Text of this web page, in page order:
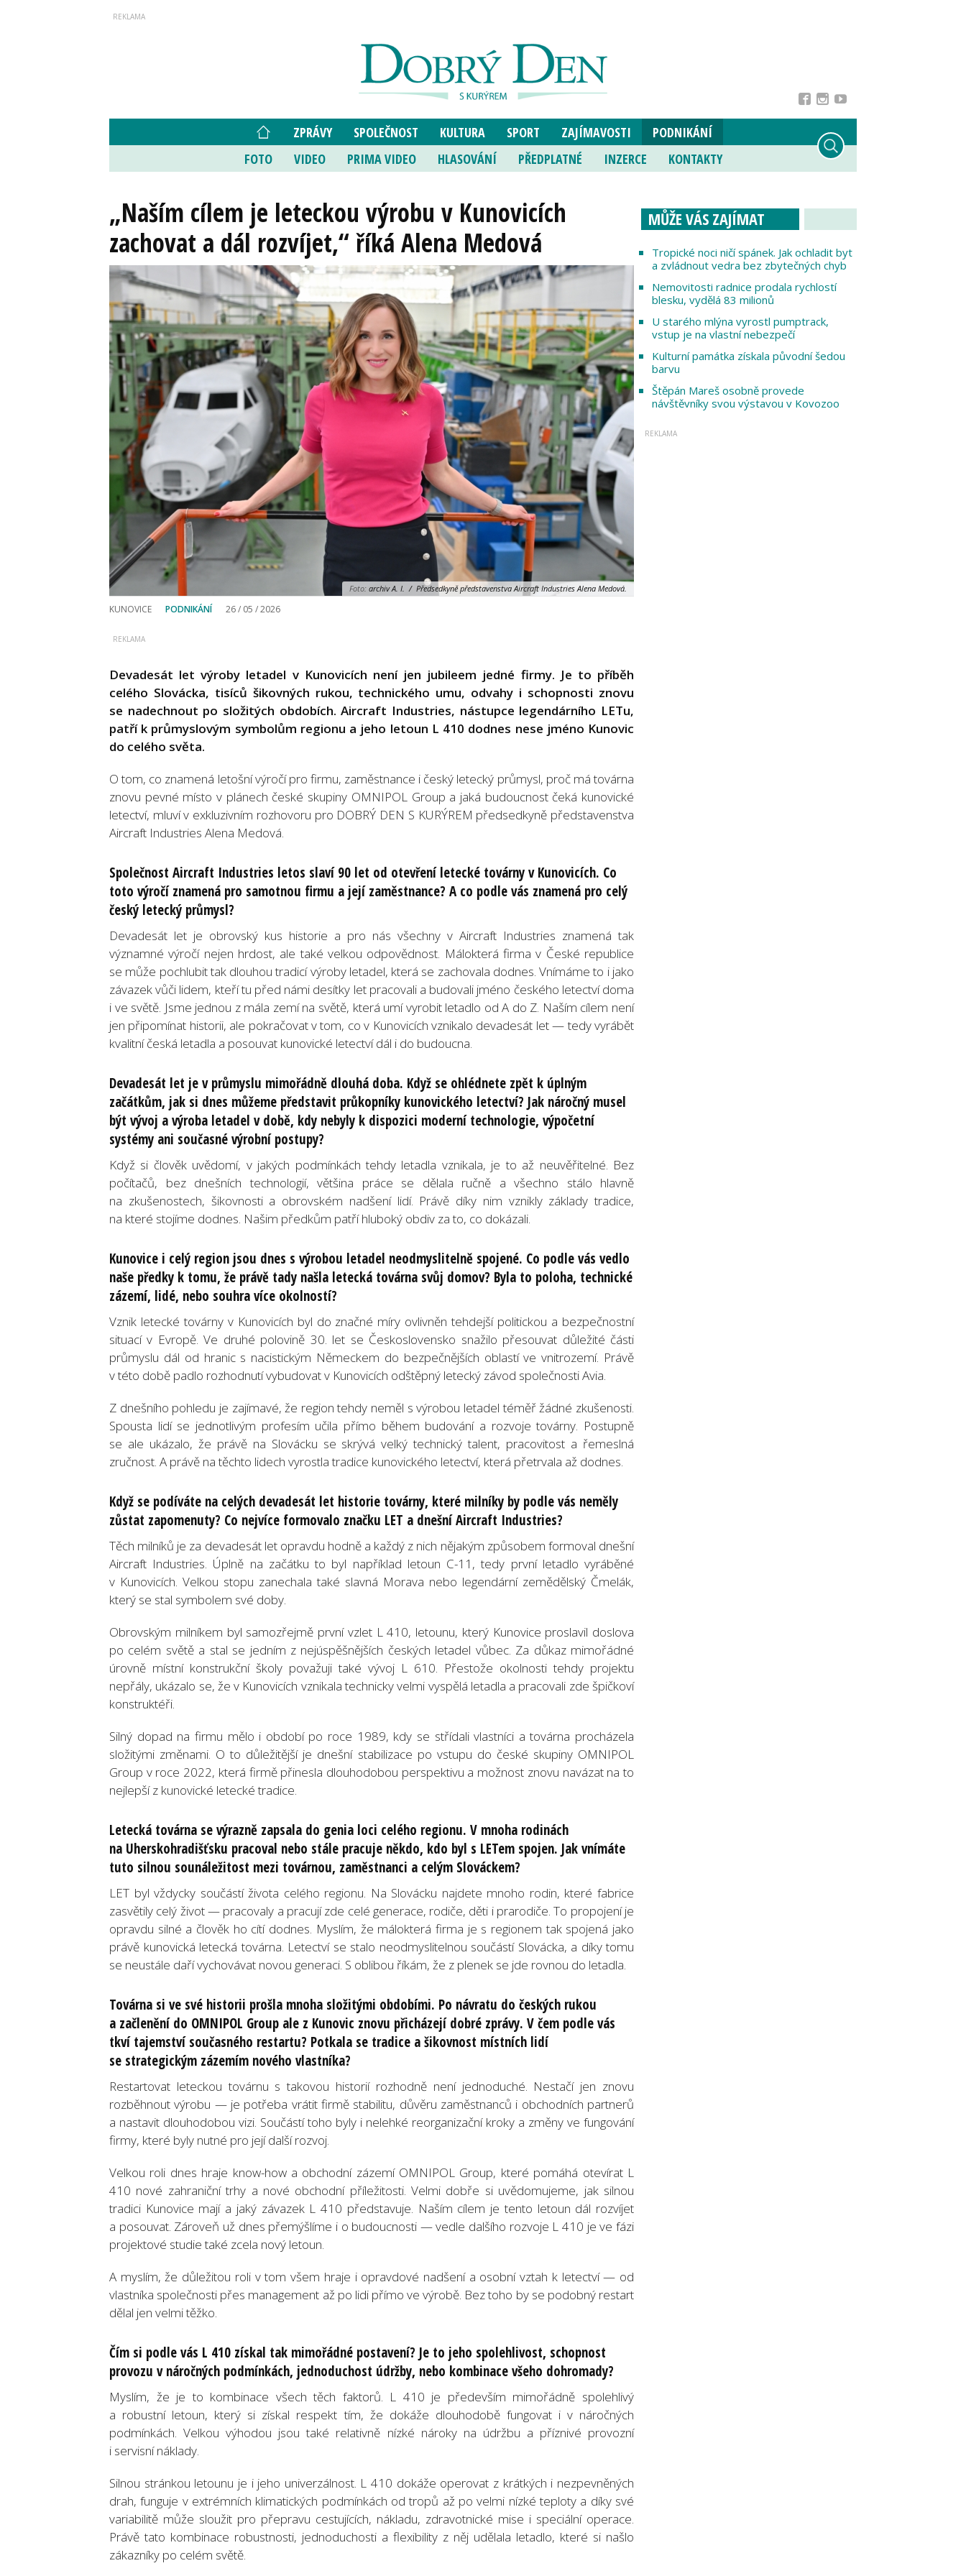
ZPRÁVY SPOLEČNOST KULTURA SPORT ZAJÍMAVOSTI
PODNIKÁNÍ
FOTO
VIDEO PRIMA VIDEO HLASOVÁNÍ PŘEDPLATNÉ INZERCE KONTAKTY
„Naším cílem je leteckou výrobu v Kunovicích
zachovat a dál rozvíjet,“ říká Alena Medová
Foto: archiv A. I. / Předsedkyně představenstva Aircraft Industries Alena Medová.
KUNOVICE PODNIKÁNÍ 26 / 05 / 2026
Devadesát let výroby letadel v Kunovicích není jen jubileem jedné firmy. Je to příběh
celého Slovácka, tisíců šikovných rukou, technického umu, odvahy i schopnosti znovu
se nadechnout po složitých obdobích. Aircraft Industries, nástupce legendárního LETu,
patří k průmyslovým symbolům regionu a jeho letoun L 410 dodnes nese jméno Kunovic
do celého světa.
O tom, co znamená letošní výročí pro firmu, zaměstnance i český letecký průmysl, proč má továrna
znovu pevné místo v plánech české skupiny OMNIPOL Group a jaká budoucnost čeká kunovické
letectví, mluví v exkluzivním rozhovoru pro DOBRÝ DEN S KURÝREM předsedkyně představenstva
Aircraft Industries Alena Medová.
Společnost Aircraft Industries letos slaví 90 let od otevření letecké továrny v Kunovicích. Co
toto výročí znamená pro samotnou firmu a její zaměstnance? A co podle vás znamená pro celý
český letecký průmysl?
Devadesát let je obrovský kus historie a pro nás všechny v Aircraft Industries znamená tak
významné výročí nejen hrdost, ale také velkou odpovědnost. Málokterá firma v České republice
se může pochlubit tak dlouhou tradicí výroby letadel, která se zachovala dodnes. Vnímáme to i jako
závazek vůči lidem, kteří tu před námi desítky let pracovali a budovali jméno českého letectví doma
i ve světě. Jsme jednou z mála zemí na světě, která umí vyrobit letadlo od A do Z. Naším cílem není
jen připomínat historii, ale pokračovat v tom, co v Kunovicích vznikalo devadesát let — tedy vyrábět
kvalitní česká letadla a posouvat kunovické letectví dál i do budoucna.
Devadesát let je v průmyslu mimořádně dlouhá doba. Když se ohlédnete zpět k úplným
začátkům, jak si dnes můžeme představit průkopníky kunovického letectví? Jak náročný musel
být vývoj a výroba letadel v době, kdy nebyly k dispozici moderní technologie, výpočetní
systémy ani současné výrobní postupy?
Když si člověk uvědomí, v jakých podmínkách tehdy letadla vznikala, je to až neuvěřitelné. Bez
počítačů, bez dnešních technologií, většina práce se dělala ručně a všechno stálo hlavně
na zkušenostech, šikovnosti a obrovském nadšení lidí. Právě díky nim vznikly základy tradice,
na které stojíme dodnes. Našim předkům patří hluboký obdiv za to, co dokázali.
Kunovice i celý region jsou dnes s výrobou letadel neodmyslitelně spojené. Co podle vás vedlo
naše předky k tomu, že právě tady našla letecká továrna svůj domov? Byla to poloha, technické
zázemí, lidé, nebo souhra více okolností?
Vznik letecké továrny v Kunovicích byl do značné míry ovlivněn tehdejší politickou a bezpečnostní
situací v Evropě. Ve druhé polovině 30. let se Československo snažilo přesouvat důležité části
průmyslu dál od hranic s nacistickým Německem do bezpečnějších oblastí ve vnitrozemí. Právě
v této době padlo rozhodnutí vybudovat v Kunovicích odštěpný letecký závod společnosti Avia.
Z dnešního pohledu je zajímavé, že region tehdy neměl s výrobou letadel téměř žádné zkušenosti.
Spousta lidí se jednotlivým profesím učila přímo během budování a rozvoje továrny. Postupně
se ale ukázalo, že právě na Slovácku se skrývá velký technický talent, pracovitost a řemeslná
zručnost. A právě na těchto lidech vyrostla tradice kunovického letectví, která přetrvala až dodnes.
Když se podíváte na celých devadesát let historie továrny, které milníky by podle vás neměly
zůstat zapomenuty? Co nejvíce formovalo značku LET a dnešní Aircraft Industries?
Těch milníků je za devadesát let opravdu hodně a každý z nich nějakým způsobem formoval dnešní
Aircraft Industries. Úplně na začátku to byl například letoun C-11, tedy první letadlo vyráběné
v Kunovicích. Velkou stopu zanechala také slavná Morava nebo legendární zemědělský Čmelák,
který se stal symbolem své doby.
Obrovským milníkem byl samozřejmě první vzlet L 410, letounu, který Kunovice proslavil doslova
po celém světě a stal se jedním z nejúspěšnějších českých letadel vůbec. Za důkaz mimořádné
úrovně místní konstrukční školy považuji také vývoj L 610. Přestože okolnosti tehdy projektu
nepřály, ukázalo se, že v Kunovicích vznikala technicky velmi vyspělá letadla a pracovali zde špičkoví
konstruktéři.
Silný dopad na firmu mělo i období po roce 1989, kdy se střídali vlastníci a továrna procházela
složitými změnami. O to důležitější je dnešní stabilizace po vstupu do české skupiny OMNIPOL
Group v roce 2022, která firmě přinesla dlouhodobou perspektivu a možnost znovu navázat na to
nejlepší z kunovické letecké tradice.
Letecká továrna se výrazně zapsala do genia loci celého regionu. V mnoha rodinách
na Uherskohradišťsku pracoval nebo stále pracuje někdo, kdo byl s LETem spojen. Jak vnímáte
tuto silnou sounáležitost mezi továrnou, zaměstnanci a celým Slováckem?
LET byl vždycky součástí života celého regionu. Na Slovácku najdete mnoho rodin, které fabrice
zasvětily celý život — pracovaly a pracují zde celé generace, rodiče, děti i prarodiče. To propojení je
opravdu silné a člověk ho cítí dodnes. Myslím, že málokterá firma je s regionem tak spojená jako
právě kunovická letecká továrna. Letectví se stalo neodmyslitelnou součástí Slovácka, a díky tomu
se neustále daří vychovávat novou generaci. S oblibou říkám, že z plenek se jde rovnou do letadla.
Továrna si ve své historii prošla mnoha složitými obdobími. Po návratu do českých rukou
a začlenění do OMNIPOL Group ale z Kunovic znovu přicházejí dobré zprávy. V čem podle vás
tkví tajemství současného restartu? Potkala se tradice a šikovnost místních lidí
se strategickým zázemím nového vlastníka?
Restartovat leteckou továrnu s takovou historií rozhodně není jednoduché. Nestačí jen znovu
rozběhnout výrobu — je potřeba vrátit firmě stabilitu, důvěru zaměstnanců i obchodních partnerů
a nastavit dlouhodobou vizi. Součástí toho byly i nelehké reorganizační kroky a změny ve fungování
firmy, které byly nutné pro její další rozvoj.
Velkou roli dnes hraje know-how a obchodní zázemí OMNIPOL Group, které pomáhá otevírat L
410 nové zahraniční trhy a nové obchodní příležitosti. Velmi dobře si uvědomujeme, jak silnou
tradici Kunovice mají a jaký závazek L 410 představuje. Naším cílem je tento letoun dál rozvíjet
a posouvat. Zároveň už dnes přemýšlíme i o budoucnosti — vedle dalšího rozvoje L 410 je ve fázi
projektové studie také zcela nový letoun.
A myslím, že důležitou roli v tom všem hraje i opravdové nadšení a osobní vztah k letectví — od
vlastníka společnosti přes management až po lidi přímo ve výrobě. Bez toho by se podobný restart
dělal jen velmi těžko.
Čím si podle vás L 410 získal tak mimořádné postavení? Je to jeho spolehlivost, schopnost
provozu v náročných podmínkách, jednoduchost údržby, nebo kombinace všeho dohromady?
Myslím, že je to kombinace všech těch faktorů. L 410 je především mimořádně spolehlivý
a robustní letoun, který si získal respekt tím, že dokáže dlouhodobě fungovat i v náročných
podmínkách. Velkou výhodou jsou také relativně nízké nároky na údržbu a příznivé provozní
i servisní náklady.
Silnou stránkou letounu je i jeho univerzálnost. L 410 dokáže operovat z krátkých i nezpevněných
drah, funguje v extrémních klimatických podmínkách od tropů až po velmi nízké teploty a díky své
variabilitě může sloužit pro přepravu cestujících, nákladu, zdravotnické mise i speciální operace.
Právě tato kombinace robustnosti, jednoduchosti a flexibility z něj udělala letadlo, které si našlo
zákazníky po celém světě.
MŮŽE VÁS ZAJÍMAT
Tropické noci ničí spánek. Jak ochladit byt
a zvládnout vedra bez zbytečných chyb
Nemovitosti radnice prodala rychlostí
blesku, vydělá 83 milionů
U starého mlýna vyrostl pumptrack,
vstup je na vlastní nebezpečí
Kulturní památka získala původní šedou
barvu
Štěpán Mareš osobně provede
návštěvníky svou výstavou v Kovozoo